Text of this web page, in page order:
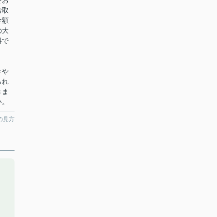
額
大
で
や
れ
見方